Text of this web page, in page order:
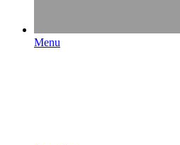
Menu